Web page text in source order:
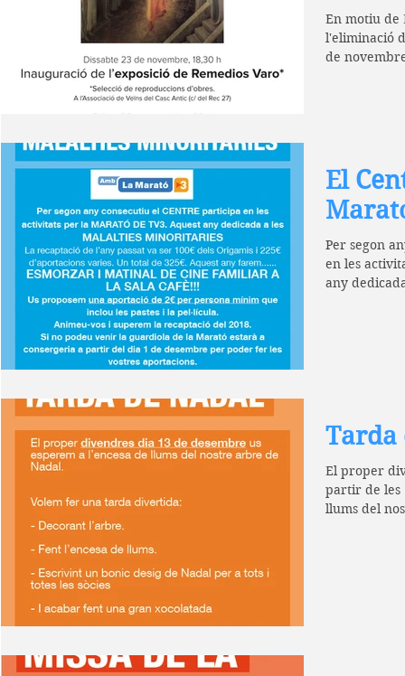
En motiu de
l'eliminació
de
El
Per segon
en les
any
Tarda
El proper
partir de les
llums del